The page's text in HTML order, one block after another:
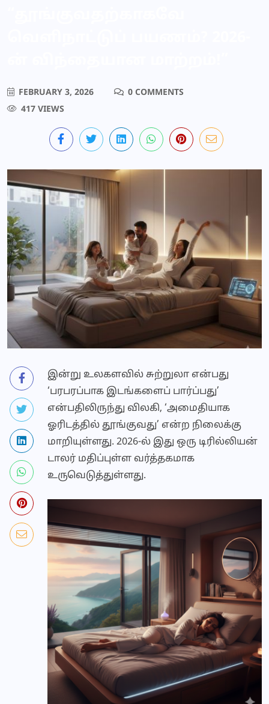
FEBRUARY 3, 2026
0 COMMENTS
417 VIEWS
இன்று உலகளவில் சுற்றுலா என்பது
‘பரபரப்பாக இடங்களைப் பார்ப்பது’
என்பதிலிருந்து விலகி, ‘அமைதியாக
ஓரிடத்தில் தூங்குவது’ என்ற நிலைக்கு
மாறியுள்ளது. 2026-ல் இது ஒரு டிரில்லியன்
டாலர் மதிப்புள்ள வர்த்தகமாக
உருவெடுத்துள்ளது.